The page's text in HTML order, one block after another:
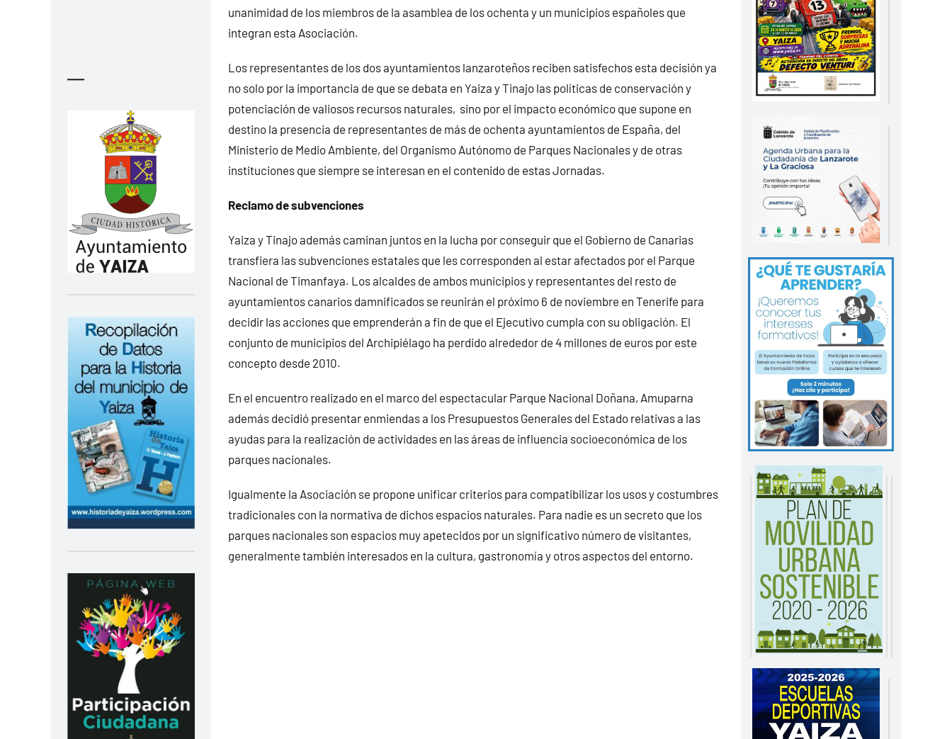
—
unanimidad de los miembros de la asamblea de los ochenta y un municipios españoles que
integran esta Asociación.
Los representantes de los dos ayuntamientos lanzaroteños reciben satisfechos esta decisión ya
no solo por la importancia de que se debata en Yaiza y Tinajo las políticas de conservación y
potenciación de valiosos recursos naturales, sino por el impacto económico que supone en
destino la presencia de representantes de más de ochenta ayuntamientos de España, del
Ministerio de Medio Ambiente, del Organismo Autónomo de Parques Nacionales y de otras
instituciones que siempre se interesan en el contenido de estas Jornadas.
Reclamo de subvenciones
Yaiza y Tinajo además caminan juntos en la lucha por conseguir que el Gobierno de Canarias
transfiera las subvenciones estatales que les corresponden al estar afectados por el Parque
Nacional de Timanfaya. Los alcaldes de ambos municipios y representantes del resto de
ayuntamientos canarios damnificados se reunirán el próximo 6 de noviembre en Tenerife para
decidir las acciones que emprenderán a fin de que el Ejecutivo cumpla con su obligación. El
conjunto de municipios del Archipiélago ha perdido alrededor de 4 millones de euros por este
concepto desde 2010.
En el encuentro realizado en el marco del espectacular Parque Nacional Doñana, Amuparna
además decidió presentar enmiendas a los Presupuestos Generales del Estado relativas a las
ayudas para la realización de actividades en las áreas de influencia socioeconómica de los
parques nacionales.
Igualmente la Asociación se propone unificar criterios para compatibilizar los usos y costumbres
tradicionales con la normativa de dichos espacios naturales. Para nadie es un secreto que los
parques nacionales son espacios muy apetecidos por un significativo número de visitantes,
generalmente también interesados en la cultura, gastronomía y otros aspectos del entorno.